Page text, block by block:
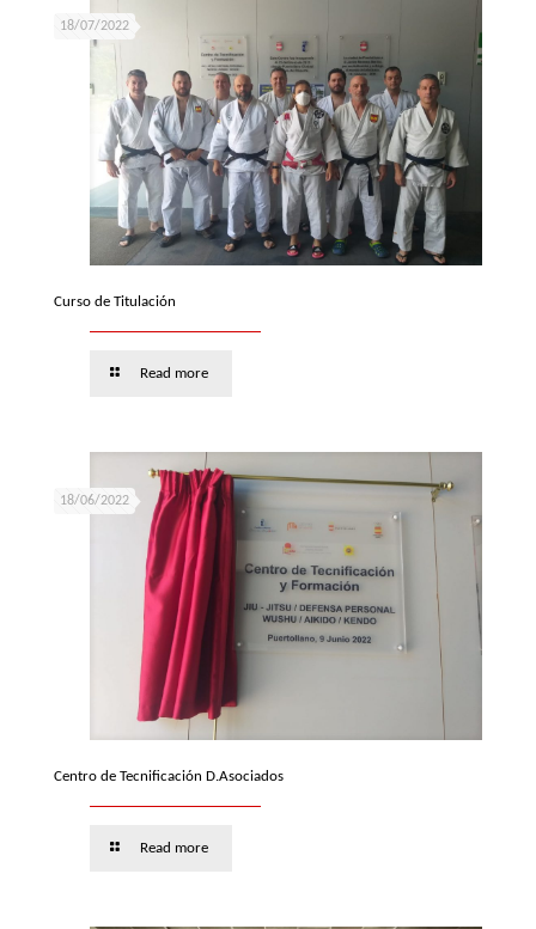
18/07/2022
Curso de Titulación
Read more
18/06/2022
Centro de Tecnificación D.Asociados
Read more